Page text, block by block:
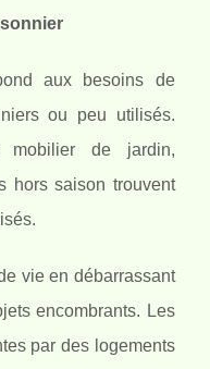
aux besoins de
ou peu utilisés.
mobilier de jardin,
hors saison trouvent
vie en débarrassant
encombrants. Les
par des logements